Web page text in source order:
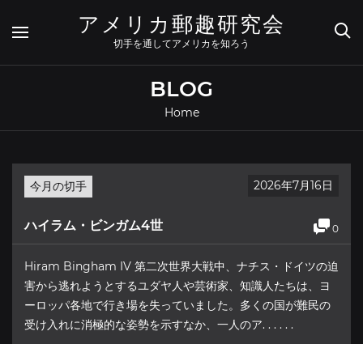
content
アメリカ郵趣研究会
切手を通してアメリカを知ろう
BLOG
Home
今月の切手 2026年7月16日
ハイラム・ビンガム4世 0
Hiram Bingham IV 第二次世界大戦中、ナチス・ドイツの迫
害から逃れようとするユダヤ人や芸術家、知識人たちは、ヨ
ーロッパ各地で行き場を失っていました。多くの国が難民の
受け入れに消極的な姿勢を示すなか、一人のア. . . . . .